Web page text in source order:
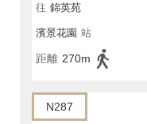
往 錦英苑
濱景花園 站
距離 270m
N287